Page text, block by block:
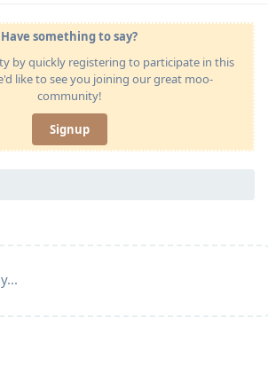
Have something to say?
by quickly registering to participate in this
like to see you joining our great moo-
community!
Signup